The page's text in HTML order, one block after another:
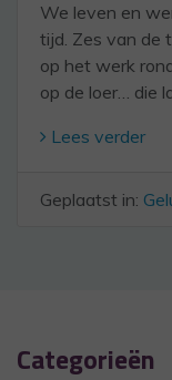
We leven en
tijd. Zes van de
op het werk
op de loer… die
Lees verder
Geplaatst in:
Categorieën